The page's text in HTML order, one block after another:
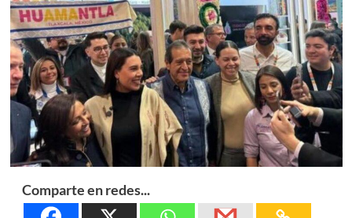
Comparte en redes...